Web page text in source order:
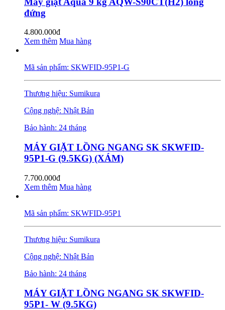
đứng
4.800.000đ
Xem thêm Mua hàng
Mã sản phẩm: SKWFID-95P1-G
Thương hiệu: Sumikura
Cộng nghệ: Nhật Bản
Bảo hành: 24 tháng
MÁY GIẶT LỒNG NGANG SK SKWFID-
95P1-G (9.5KG) (XÁM)
7.700.000đ
Xem thêm Mua hàng
Mã sản phẩm: SKWFID-95P1
Thương hiệu: Sumikura
Cộng nghệ: Nhật Bản
Bảo hành: 24 tháng
MÁY GIẶT LỒNG NGANG SK SKWFID-
95P1- W (9.5KG)